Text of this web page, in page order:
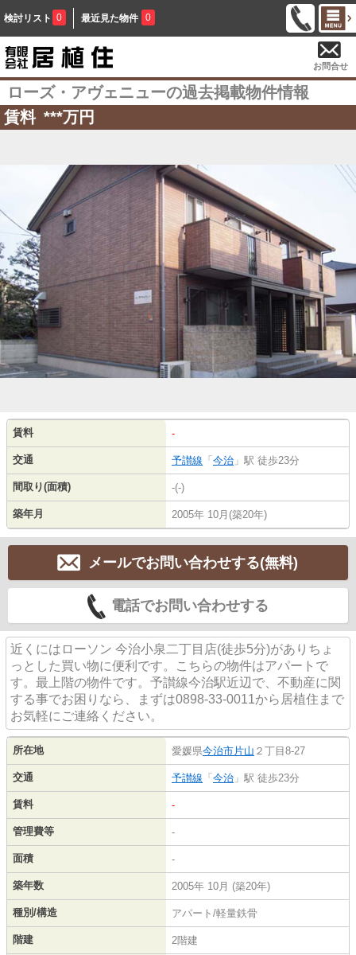
検討リスト 0 最近見た物件 0
お問合せ
ローズ・アヴェニューの過去掲載物件情報
賃料 ***万円
賃料 -
交通 予讃線 「 今治 」駅 徒歩23分
間取り(面積) -(-)
築年月 2005年 10月(築20年)
メールでお問い合わせする(無料)
電話でお問い合わせする
近くにはローソン 今治小泉二丁目店(徒歩5分)がありちょ
っとした買い物に便利です。こちらの物件はアパートで
す。最上階の物件です。予讃線今治駅近辺で、不動産に関
する事でお困りなら、まずは0898-33-0011から居植住まで
お気軽にご連絡ください。
所在地 愛媛県今治市片山 ２丁目8-27
交通 予讃線 「 今治 」駅 徒歩23分
賃料 -
管理費等 -
面積 -
築年数 2005年 10月 (築20年)
種別/構造 アパート/軽量鉄骨
階建 2階建